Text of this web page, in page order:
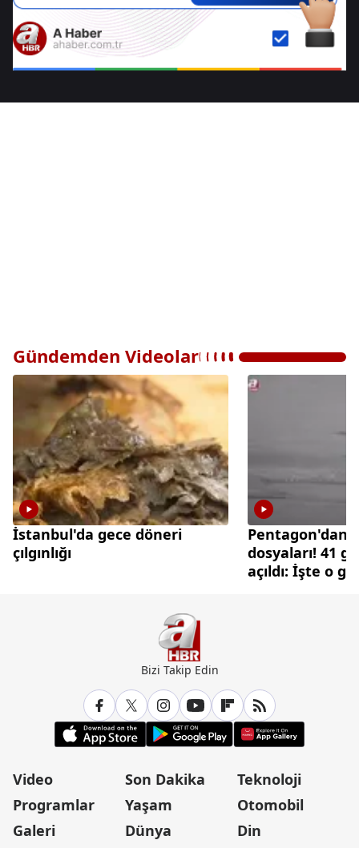
Gündemden Videolar
İstanbul'da gece döneri
çılgınlığı
Pentagon'dan
dosyaları! 41
açıldı: İşte o
Bizi Takip Edin
Video
Programlar
Galeri
Son Dakika
Yaşam
Dünya
Teknoloji
Otomobil
Din